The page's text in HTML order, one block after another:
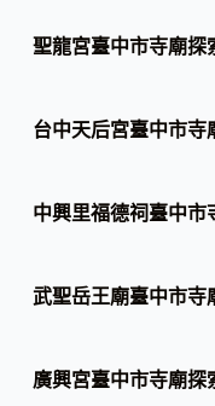
聖龍宮臺中市寺廟探
台中天后宮臺中市寺
中興里福德祠臺中市
武聖岳王廟臺中市寺
廣興宮臺中市寺廟探